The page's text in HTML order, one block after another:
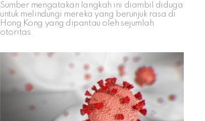
Sumber mengatakan langkah ini diambil diduga
untuk melindungi mereka yang berunjuk rasa di
Hong Kong yang dipantau oleh sejumlah
otoritas.